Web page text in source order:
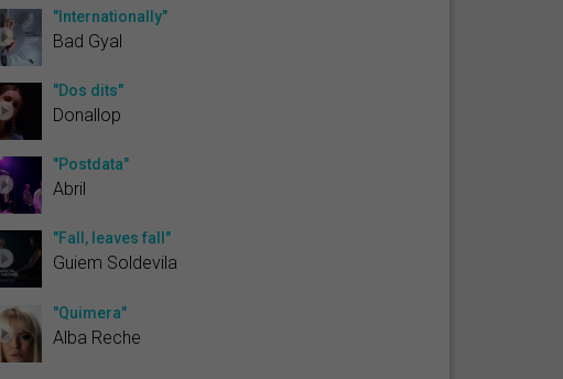
"Internationally"
Bad Gyal
"Dos dits"
Donallop
"Postdata"
Abril
"Fall, leaves fall"
Guiem Soldevila
"Quimera"
Alba Reche